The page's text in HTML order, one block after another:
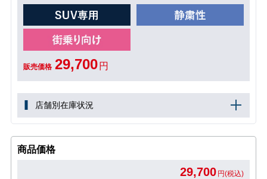
販売価格 29,700 円
店舗別在庫状況
商品価格
29,700 円(税込)